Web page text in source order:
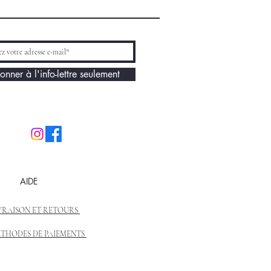
à l'info-lettre seulement
AIDE
ET RETOURS
DE PAIEMENTS